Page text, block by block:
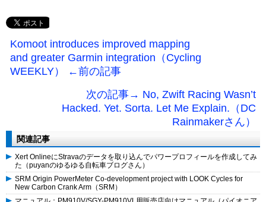
Komoot introduces improved mapping
and greater Garmin integration（Cycling
WEEKLY） ←前の記事
次の記事→ No, Zwift Racing Wasn’t
Hacked. Yet. Sorta. Let Me Explain.（DC
Rainmakerさん）
関連記事
Xert OnlineにStravaのデータを取り込んでパワープロフィールを作成してみ
た（puyanのゆるゆる自転車ブログさん）
SRM Origin PowerMeter Co-development project with LOOK Cycles for
New Carbon Crank Arm（SRM）